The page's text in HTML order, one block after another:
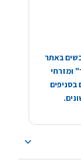
באתר
ומזרחי
בסניפים